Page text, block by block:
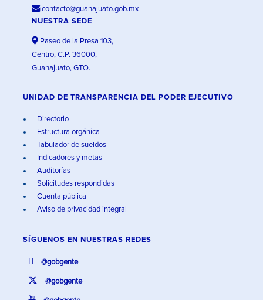
contacto@guanajuato.gob.mx
NUESTRA SEDE
Paseo de la Presa 103,
Centro, C.P. 36000,
Guanajuato, GTO.
UNIDAD DE TRANSPARENCIA DEL PODER EJECUTIVO
Directorio
Estructura orgánica
Tabulador de sueldos
Indicadores y metas
Auditorías
Solicitudes respondidas
Cuenta pública
Aviso de privacidad integral
SÍGUENOS EN NUESTRAS REDES
@gobgente
@gobgente